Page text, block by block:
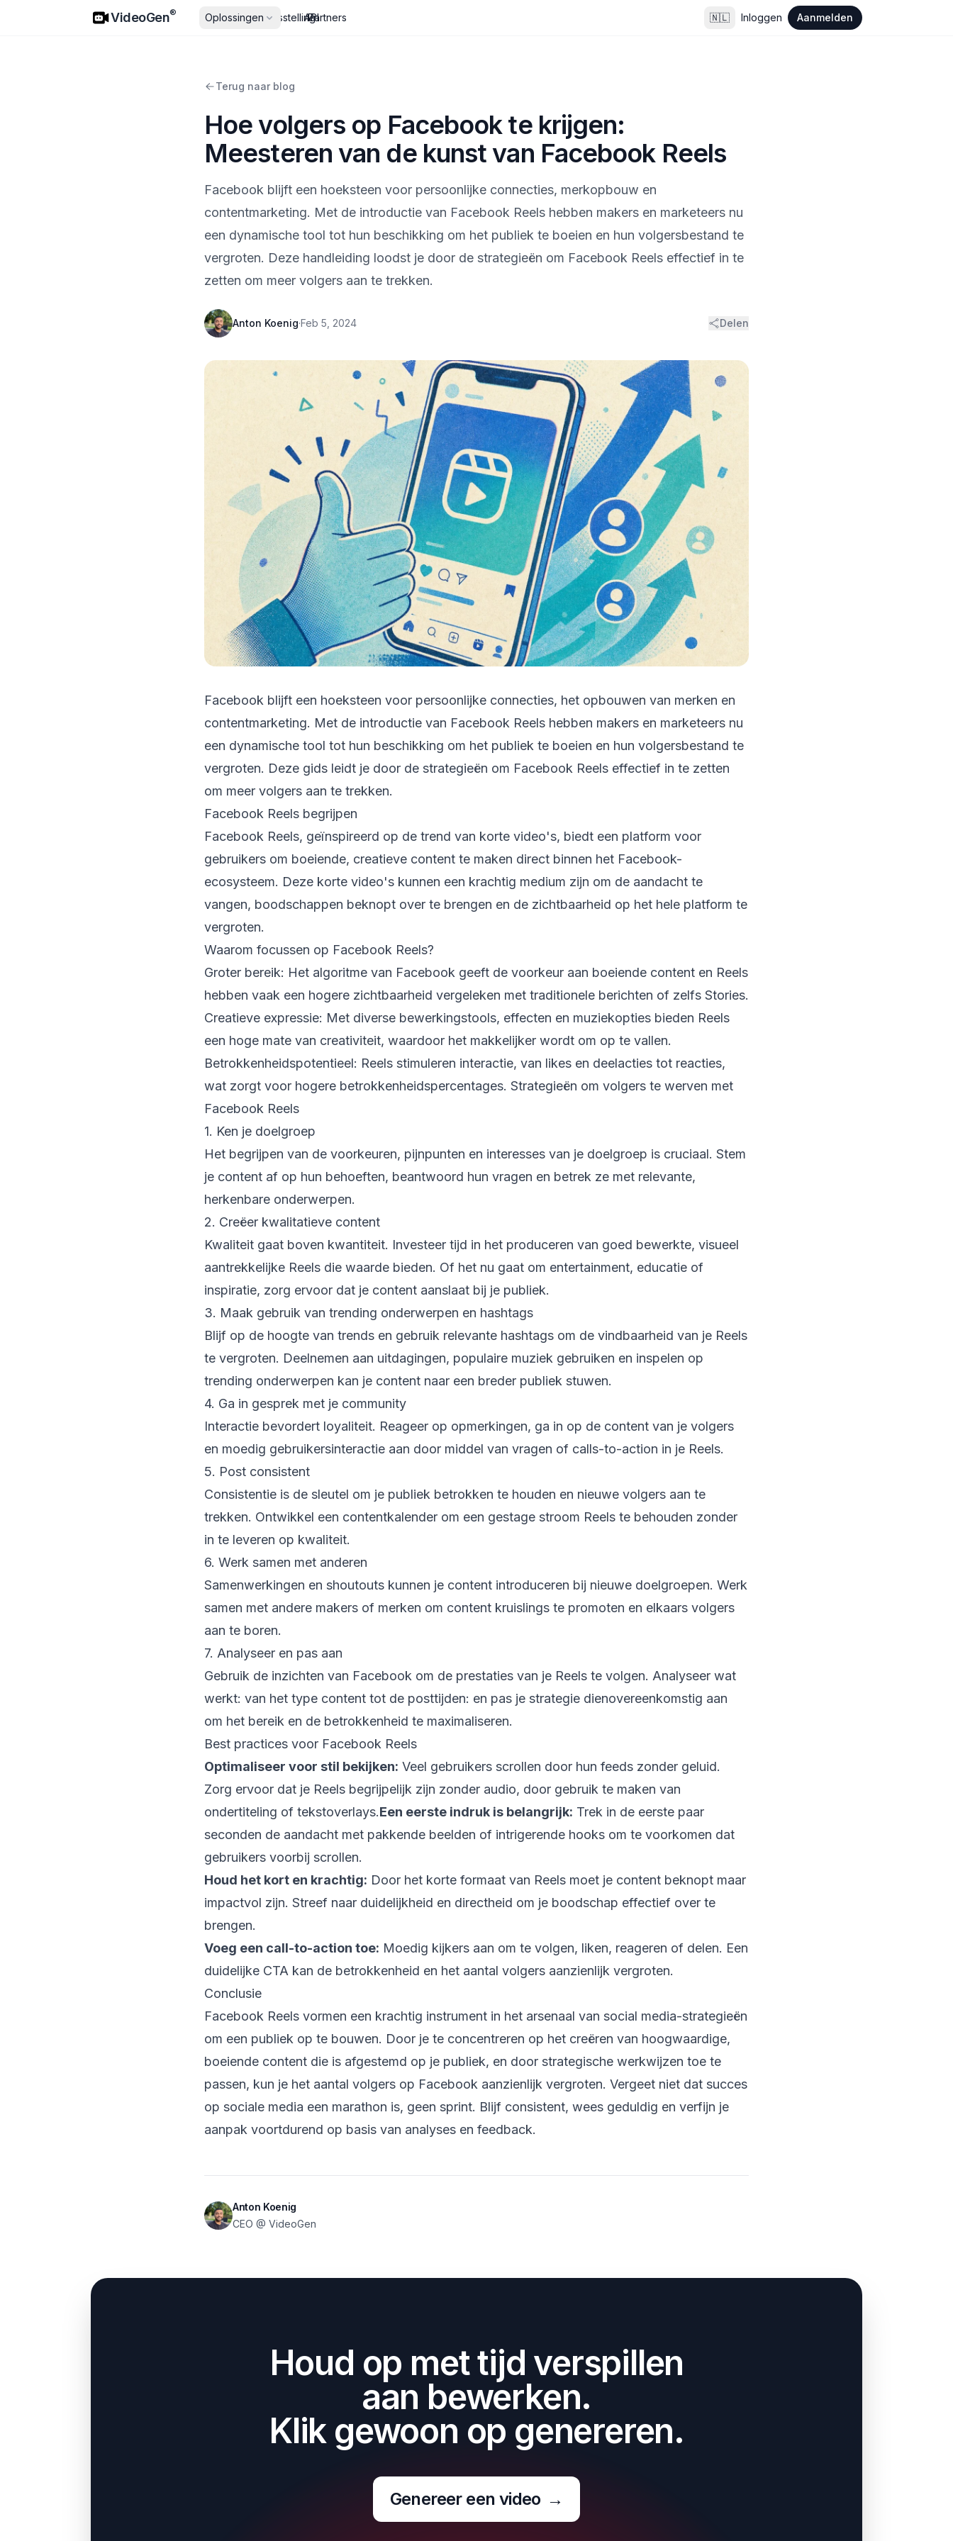
VideoGen
VideoGen® Oplossingen Prijsstelling
API
Partners 🇳🇱 Inloggen Aanmelden
Terug naar blog
Hoe volgers op Facebook te krijgen:
Meesteren van de kunst van Facebook Reels
Facebook blijft een hoeksteen voor persoonlijke connecties, merkopbouw en
contentmarketing. Met de introductie van Facebook Reels hebben makers en marketeers nu
een dynamische tool tot hun beschikking om het publiek te boeien en hun volgersbestand te
vergroten. Deze handleiding loodst je door de strategieën om Facebook Reels effectief in te
zetten om meer volgers aan te trekken.
Anton Koenig·Feb 5, 2024 Delen
Facebook blijft een hoeksteen voor persoonlijke connecties, het opbouwen van merken en
contentmarketing. Met de introductie van Facebook Reels hebben makers en marketeers nu
een dynamische tool tot hun beschikking om het publiek te boeien en hun volgersbestand te
vergroten. Deze gids leidt je door de strategieën om Facebook Reels effectief in te zetten
om meer volgers aan te trekken.
Facebook Reels begrijpen
Facebook Reels, geïnspireerd op de trend van korte video's, biedt een platform voor
gebruikers om boeiende, creatieve content te maken direct binnen het Facebook-
ecosysteem. Deze korte video's kunnen een krachtig medium zijn om de aandacht te
vangen, boodschappen beknopt over te brengen en de zichtbaarheid op het hele platform te
vergroten.
Waarom focussen op Facebook Reels?
Groter bereik: Het algoritme van Facebook geeft de voorkeur aan boeiende content en Reels
hebben vaak een hogere zichtbaarheid vergeleken met traditionele berichten of zelfs Stories.
Creatieve expressie: Met diverse bewerkingstools, effecten en muziekopties bieden Reels
een hoge mate van creativiteit, waardoor het makkelijker wordt om op te vallen.
Betrokkenheidspotentieel: Reels stimuleren interactie, van likes en deelacties tot reacties,
wat zorgt voor hogere betrokkenheidspercentages. Strategieën om volgers te werven met
Facebook Reels
1. Ken je doelgroep
Het begrijpen van de voorkeuren, pijnpunten en interesses van je doelgroep is cruciaal. Stem
je content af op hun behoeften, beantwoord hun vragen en betrek ze met relevante,
herkenbare onderwerpen.
2. Creëer kwalitatieve content
Kwaliteit gaat boven kwantiteit. Investeer tijd in het produceren van goed bewerkte, visueel
aantrekkelijke Reels die waarde bieden. Of het nu gaat om entertainment, educatie of
inspiratie, zorg ervoor dat je content aanslaat bij je publiek.
3. Maak gebruik van trending onderwerpen en hashtags
Blijf op de hoogte van trends en gebruik relevante hashtags om de vindbaarheid van je Reels
te vergroten. Deelnemen aan uitdagingen, populaire muziek gebruiken en inspelen op
trending onderwerpen kan je content naar een breder publiek stuwen.
4. Ga in gesprek met je community
Interactie bevordert loyaliteit. Reageer op opmerkingen, ga in op de content van je volgers
en moedig gebruikersinteractie aan door middel van vragen of calls-to-action in je Reels.
5. Post consistent
Consistentie is de sleutel om je publiek betrokken te houden en nieuwe volgers aan te
trekken. Ontwikkel een contentkalender om een gestage stroom Reels te behouden zonder
in te leveren op kwaliteit.
6. Werk samen met anderen
Samenwerkingen en shoutouts kunnen je content introduceren bij nieuwe doelgroepen. Werk
samen met andere makers of merken om content kruislings te promoten en elkaars volgers
aan te boren.
7. Analyseer en pas aan
Gebruik de inzichten van Facebook om de prestaties van je Reels te volgen. Analyseer wat
werkt: van het type content tot de posttijden: en pas je strategie dienovereenkomstig aan
om het bereik en de betrokkenheid te maximaliseren.
Best practices voor Facebook Reels
Optimaliseer voor stil bekijken: Veel gebruikers scrollen door hun feeds zonder geluid.
Zorg ervoor dat je Reels begrijpelijk zijn zonder audio, door gebruik te maken van
ondertiteling of tekstoverlays.Een eerste indruk is belangrijk: Trek in de eerste paar
seconden de aandacht met pakkende beelden of intrigerende hooks om te voorkomen dat
gebruikers voorbij scrollen.
Houd het kort en krachtig: Door het korte formaat van Reels moet je content beknopt maar
impactvol zijn. Streef naar duidelijkheid en directheid om je boodschap effectief over te
brengen.
Voeg een call-to-action toe: Moedig kijkers aan om te volgen, liken, reageren of delen. Een
duidelijke CTA kan de betrokkenheid en het aantal volgers aanzienlijk vergroten.
Conclusie
Facebook Reels vormen een krachtig instrument in het arsenaal van social media-strategieën
om een publiek op te bouwen. Door je te concentreren op het creëren van hoogwaardige,
boeiende content die is afgestemd op je publiek, en door strategische werkwijzen toe te
passen, kun je het aantal volgers op Facebook aanzienlijk vergroten. Vergeet niet dat succes
op sociale media een marathon is, geen sprint. Blijf consistent, wees geduldig en verfijn je
aanpak voortdurend op basis van analyses en feedback.
Anton Koenig
CEO @ VideoGen
Houd op met tijd verspillen
aan bewerken.
Klik gewoon op genereren.
Genereer een video →